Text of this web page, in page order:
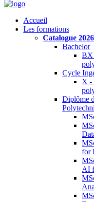
Accueil
Les formations
Catalogue
Bachelor
BX
Cycle
X -
Diplôme
for
AI